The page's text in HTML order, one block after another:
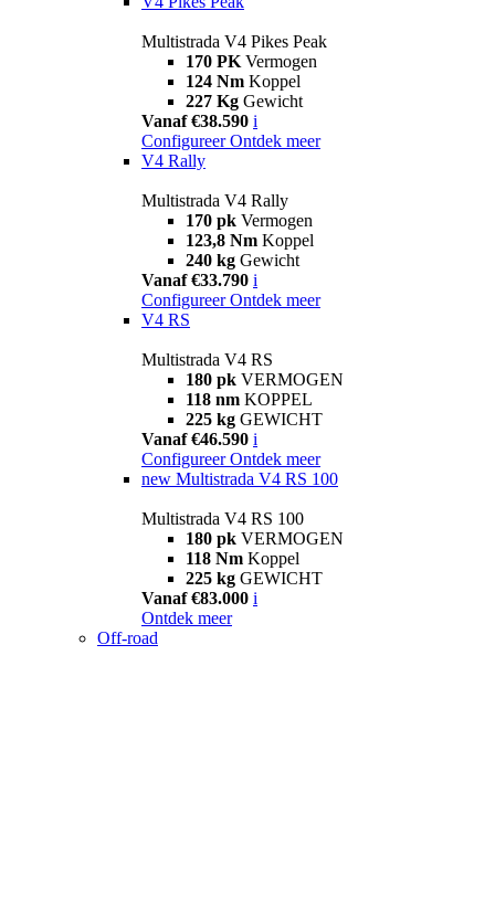
Multistrada V4 Pikes Peak
170 PK Vermogen
124 Nm Koppel
227 Kg Gewicht
Vanaf €38.590 i
Configureer Ontdek meer
V4 Rally
Multistrada V4 Rally
170 pk Vermogen
123,8 Nm Koppel
240 kg Gewicht
Vanaf €33.790 i
Configureer Ontdek meer
V4 RS
Multistrada V4 RS
180 pk VERMOGEN
118 nm KOPPEL
225 kg GEWICHT
Vanaf €46.590 i
Configureer Ontdek meer
new Multistrada V4 RS 100
Multistrada V4 RS 100
180 pk VERMOGEN
118 Nm Koppel
225 kg GEWICHT
Vanaf €83.000 i
Ontdek meer
Off-road